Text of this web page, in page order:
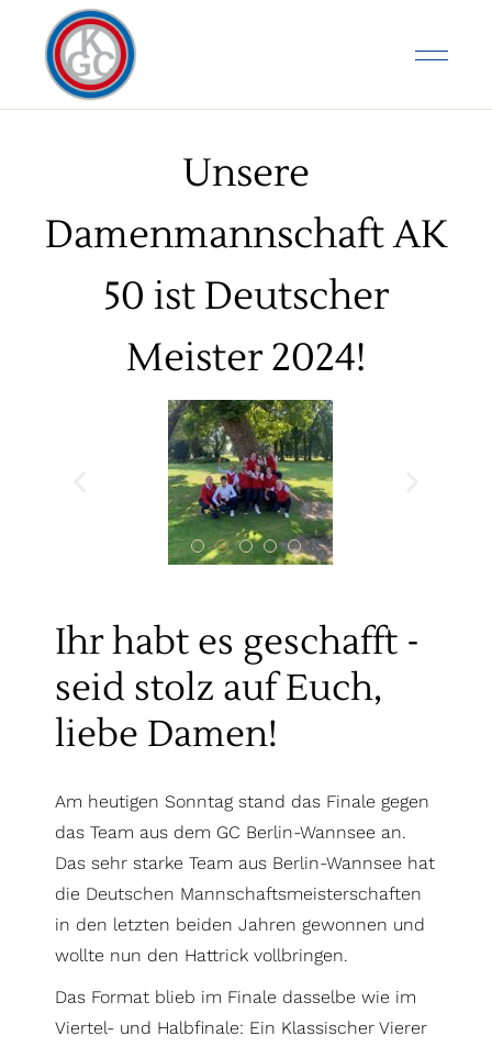
Unsere
Damenmannschaft AK
50 ist Deutscher
Meister 2024!
Ihr habt es geschafft -
seid stolz auf Euch,
liebe Damen!
Am heutigen Sonntag stand das Finale gegen
das Team aus dem GC Berlin-Wannsee an.
Das sehr starke Team aus Berlin-Wannsee hat
die Deutschen Mannschaftsmeisterschaften
in den letzten beiden Jahren gewonnen und
wollte nun den Hattrick vollbringen.
Das Format blieb im Finale dasselbe wie im
Viertel- und Halbfinale: Ein Klassischer Vierer